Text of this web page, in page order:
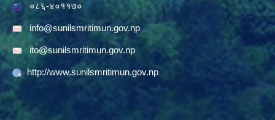
०८६-४०११७०
info@sunilsmritimun.gov.np
ito@sunilsmritimun.gov.np
http://www.sunilsmritimun.gov.np